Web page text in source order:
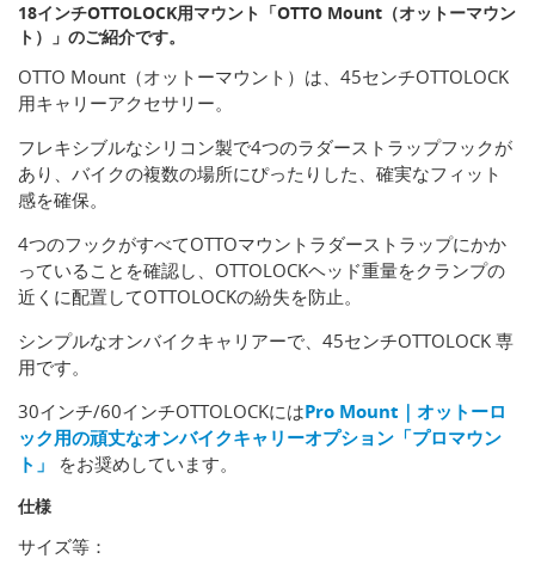
18インチOTTOLOCK用マウント「OTTO Mount（オットーマウン
ト）」のご紹介です。
OTTO Mount（オットーマウント）は、45センチOTTOLOCK
用キャリーアクセサリー。
フレキシブルなシリコン製で4つのラダーストラップフックが
あり、バイクの複数の場所にぴったりした、確実なフィット
感を確保。
4つのフックがすべてOTTOマウントラダーストラップにかか
っていることを確認し、OTTOLOCKヘッド重量をクランプの
近くに配置してOTTOLOCKの紛失を防止。
シンプルなオンバイクキャリアーで、45センチOTTOLOCK 専
用です。
30インチ/60インチOTTOLOCKにはPro Mount｜オットーロ
ック用の頑丈なオンバイクキャリーオプション「プロマウン
ト」
をお奨めしています。
仕様
サイズ等：